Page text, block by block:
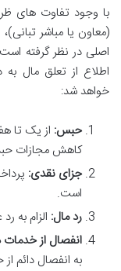
با وجود تفاوت های
(معاون یا مباشر
اصلی در نظر گرفته
اطلاع از تعلق مال
خواهد شد:
حبس: از یک تا
کاهش مجازات
جزای نقدی:
است.
رد مال: الزام به
انفصال از خدمات
به انفصال دائم